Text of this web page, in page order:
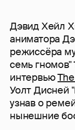
Дэвид Хейл
аниматора
режиссёра
семь гномов"
интервью
Уолт Дисней
узнав о
нынешние